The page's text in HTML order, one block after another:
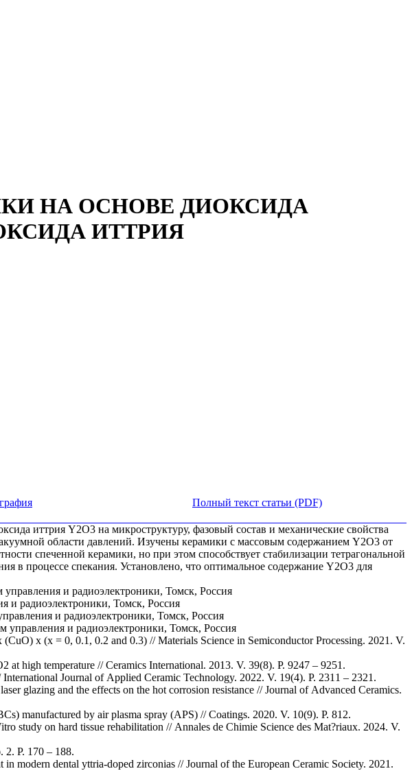
НА ОСНОВЕ ДИОКСИДА
ИТТРИЯ
Полный текст статьи (PDF)
иттрия Y2O3 на микроструктуру, фазовый состав и механические свойства
области давлений. Изучены керамики с массовым содержанием Y2O3 от
спеченной керамики, но при этом способствует стабилизации тетрагональной
в процессе спекания. Установлено, что оптимальное содержание Y2O3 для
и радиоэлектроники, Томск, Россия
и радиоэлектроники, Томск, Россия
и радиоэлектроники, Томск, Россия
управления и радиоэлектроники, Томск, Россия
x (x = 0, 0.1, 0.2 and 0.3) // Materials Science in Semiconductor Processing. 2021. V.
high temperature // Ceramics International. 2013. V. 39(8). P. 9247 – 9251.
Journal of Applied Ceramic Technology. 2022. V. 19(4). P. 2311 – 2321.
glazing and the effects on the hot corrosion resistance // Journal of Advanced Ceramics.
manufactured by air plasma spray (APS) // Coatings. 2020. V. 10(9). P. 812.
study on hard tissue rehabilitation // Annales de Chimie Science des Mat?riaux. 2024. V.
2. P. 170 – 188.
modern dental yttria-doped zirconias // Journal of the European Ceramic Society. 2021.